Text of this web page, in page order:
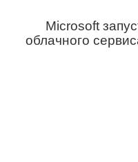
Microsoft
облачного